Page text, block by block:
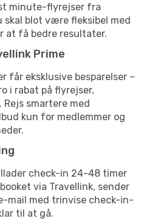
minute-flyrejser fra
blot være fleksibel med
at få bedre resultater.
Prime
får eksklusive besparelser –
i rabat på flyrejser,
smartere med
kun for medlemmer og
check-in 24-48 timer
via Travellink, sender
mail med trinvise check-in-
til at gå.